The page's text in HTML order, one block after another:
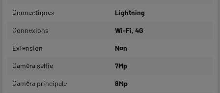
Connectiques Lightning
Connexions Wi-Fi, 4G
Extension Non
Caméra selfie 7Mp
Caméra principale 8Mp